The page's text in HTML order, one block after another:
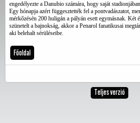
engedélyezte a Danubio számára, hogy saját
Egy hónapja azért függesztették fel a pontvadászatot,
mérkőzésén 200 huligán a pályán esett egymásnak. Két
szünetelt a bajnokság, akkor a Penarol fanatikusai
aki belehalt sérüléseibe.
Főoldal
Teljes verzió